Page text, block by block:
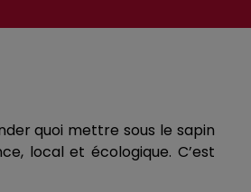
quoi mettre sous le sapin
local et écologique. C’est